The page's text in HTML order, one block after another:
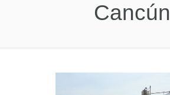
Cancún